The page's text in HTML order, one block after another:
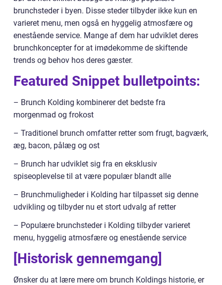
brunchsteder i byen. Disse steder tilbyder ikke kun en
varieret menu, men også en hyggelig atmosfære og
enestående service. Mange af dem har udviklet deres
brunchkoncepter for at imødekomme de skiftende
trends og behov hos deres gæster.
Featured Snippet bulletpoints:
– Brunch Kolding kombinerer det bedste fra
morgenmad og frokost
– Traditionel brunch omfatter retter som frugt, bagværk,
æg, bacon, pålæg og ost
– Brunch har udviklet sig fra en eksklusiv
spiseoplevelse til at være populær blandt alle
– Brunchmuligheder i Kolding har tilpasset sig denne
udvikling og tilbyder nu et stort udvalg af retter
– Populære brunchsteder i Kolding tilbyder varieret
menu, hyggelig atmosfære og enestående service
[Historisk gennemgang]
Ønsker du at lære mere om brunch Koldings historie, er